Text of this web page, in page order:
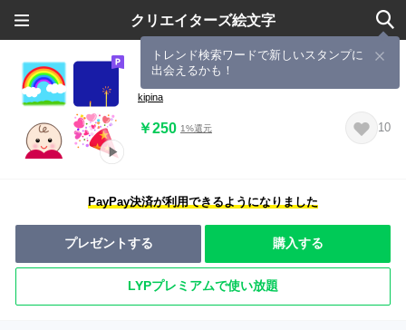
クリエイターズ絵文字
トレンド検索ワードで新しいスタンプに
出会えるかも！
【▶動く】＊春夏の絵文字＊
kipina
￥250 1%還元 10
PayPay決済が利用できるようになりました
プレゼントする 購入する
LYPプレミアムで使い放題